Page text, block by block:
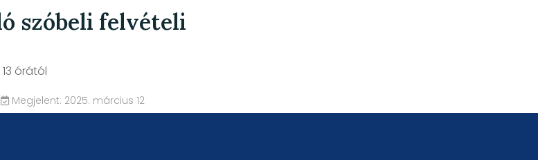
szóbeli felvételi
órától
Megjelent: 2025. március 12